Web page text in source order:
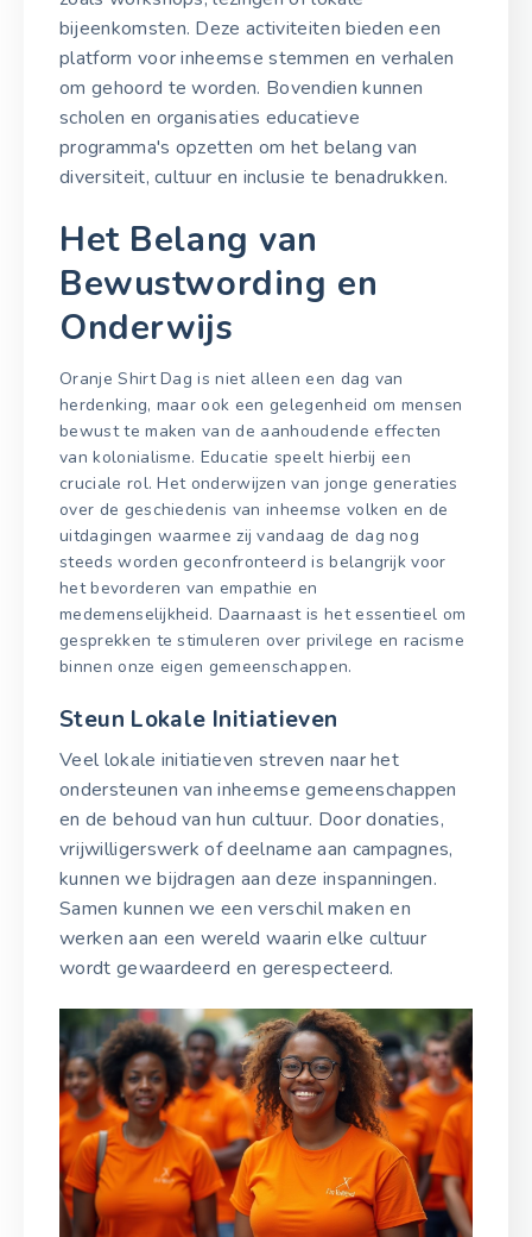
bijeenkomsten. Deze activiteiten bieden een
platform voor inheemse stemmen en verhalen
om gehoord te worden. Bovendien kunnen
scholen en organisaties educatieve
programma's opzetten om het belang van
diversiteit, cultuur en inclusie te benadrukken.
Het Belang van
Bewustwording en
Onderwijs
Oranje Shirt Dag is niet alleen een dag van
herdenking, maar ook een gelegenheid om mensen
bewust te maken van de aanhoudende effecten
van kolonialisme. Educatie speelt hierbij een
cruciale rol. Het onderwijzen van jonge generaties
over de geschiedenis van inheemse volken en de
uitdagingen waarmee zij vandaag de dag nog
steeds worden geconfronteerd is belangrijk voor
het bevorderen van empathie en
medemenselijkheid. Daarnaast is het essentieel om
gesprekken te stimuleren over privilege en racisme
binnen onze eigen gemeenschappen.
Steun Lokale Initiatieven
Veel lokale initiatieven streven naar het
ondersteunen van inheemse gemeenschappen
en de behoud van hun cultuur. Door donaties,
vrijwilligerswerk of deelname aan campagnes,
kunnen we bijdragen aan deze inspanningen.
Samen kunnen we een verschil maken en
werken aan een wereld waarin elke cultuur
wordt gewaardeerd en gerespecteerd.